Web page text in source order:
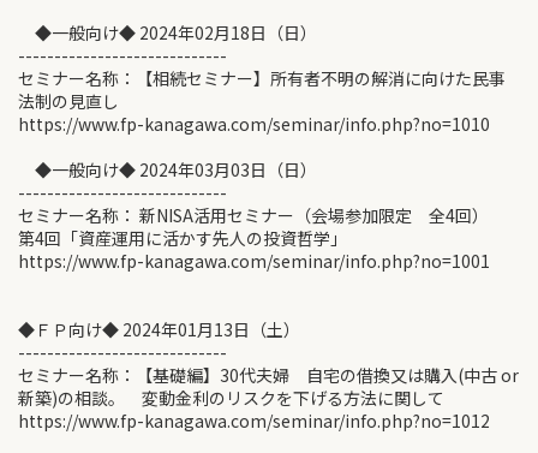
◆一般向け◆ 2024年02月18日（日）
-----------------------------
セミナー名称：【相続セミナー】所有者不明の解消に向けた民事
法制の見直し
https://www.fp-kanagawa.com/seminar/info.php?no=1010
◆一般向け◆ 2024年03月03日（日）
-----------------------------
セミナー名称： 新NISA活用セミナー（会場参加限定 全4回）
第4回「資産運用に活かす先人の投資哲学」
https://www.fp-kanagawa.com/seminar/info.php?no=1001
◆ＦＰ向け◆ 2024年01月13日（土）
-----------------------------
セミナー名称：【基礎編】30代夫婦 自宅の借換又は購入(中古 or
新築)の相談。 変動金利のリスクを下げる方法に関して
https://www.fp-kanagawa.com/seminar/info.php?no=1012